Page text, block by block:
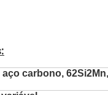
carbono,